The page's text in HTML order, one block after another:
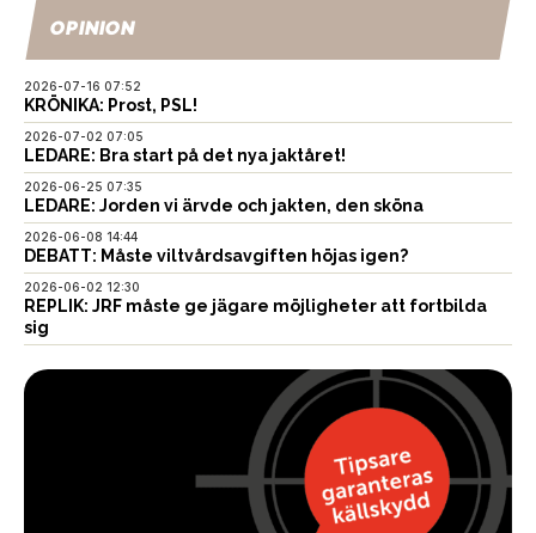
OPINION
2026-07-16 07:52
KRÖNIKA: Prost, PSL!
2026-07-02 07:05
LEDARE: Bra start på det nya jaktåret!
2026-06-25 07:35
LEDARE: Jorden vi ärvde och jakten, den sköna
2026-06-08 14:44
DEBATT: Måste viltvårdsavgiften höjas igen?
2026-06-02 12:30
REPLIK: JRF måste ge jägare möjligheter att fortbilda
sig